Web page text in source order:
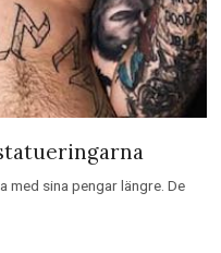
med sina pengar längre. De